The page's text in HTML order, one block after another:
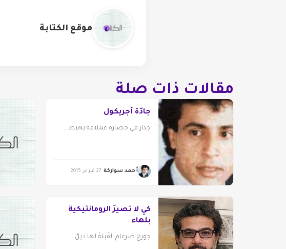
موقع الكتابة
مقالات ذات صلة
جادّة أجريكول
جدار في حضارة عملاقة يهبط...
أحمد سواركة 27 فبراير 2015
كي لا تصيرَ الرومانتيكيةُ
بلهاء
جورج ضرغام القُبلةُ لها ذيلٌ...